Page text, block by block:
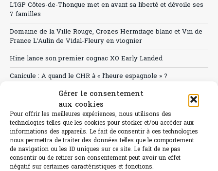
Gérer le consentement
aux cookies
Pour offrir les meilleures expériences, nous utilisons des
technologies telles que les cookies pour stocker et/ou accéder aux
informations des appareils. Le fait de consentir à ces technologies
nous permettra de traiter des données telles que le comportement
de navigation ou les ID uniques sur ce site. Le fait de ne pas
consentir ou de retirer son consentement peut avoir un effet
négatif sur certaines caractéristiques et fonctions.
L’IGP Côtes-de-Thongue met en avant sa liberté et dévoile ses
7 familles
Domaine de la Ville Rouge, Crozes Hermitage blanc et Vin de
France L’Aulin de Vidal-Fleury en viognier
Hine lance son premier cognac XO Early Landed
Canicule : A quand le CHR à « l’heure espagnole » ?
Sélection de rosés 2026
L'abus d'alcool est dangereux pour la santé.